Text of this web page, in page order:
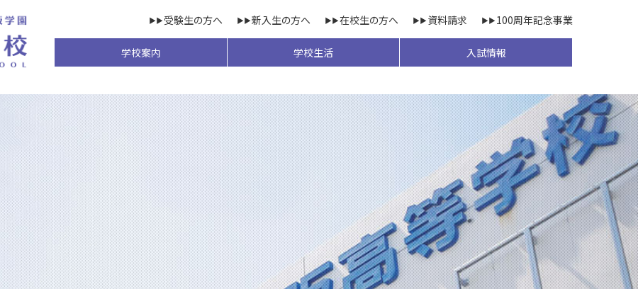
受験生の方へ 新入生の方へ 在校生の方へ 資料請求 100周年記念事業
学校案内 学校生活 入試情報